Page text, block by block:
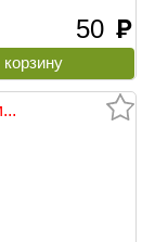
50 руб